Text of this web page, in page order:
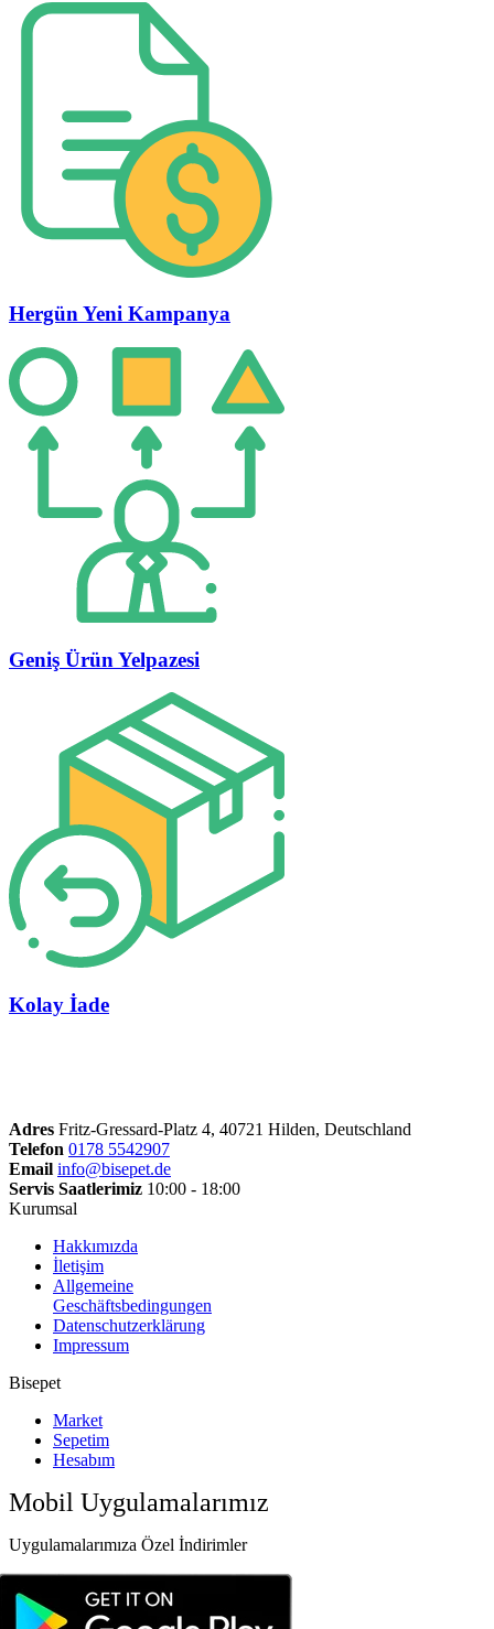
Hergün Yeni Kampanya
Geniş Ürün Yelpazesi
Kolay İade
Adres Fritz-Gressard-Platz 4, 40721 Hilden, Deutschland
Telefon 0178 5542907
Email info@bisepet.de
Servis Saatlerimiz 10:00 - 18:00
Kurumsal
Hakkımızda
İletişim
Allgemeine
Geschäftsbedingungen
Datenschutzerklärung
Impressum
Bisepet
Market
Sepetim
Hesabım
Mobil Uygulamalarımız
Uygulamalarımıza Özel İndirimler